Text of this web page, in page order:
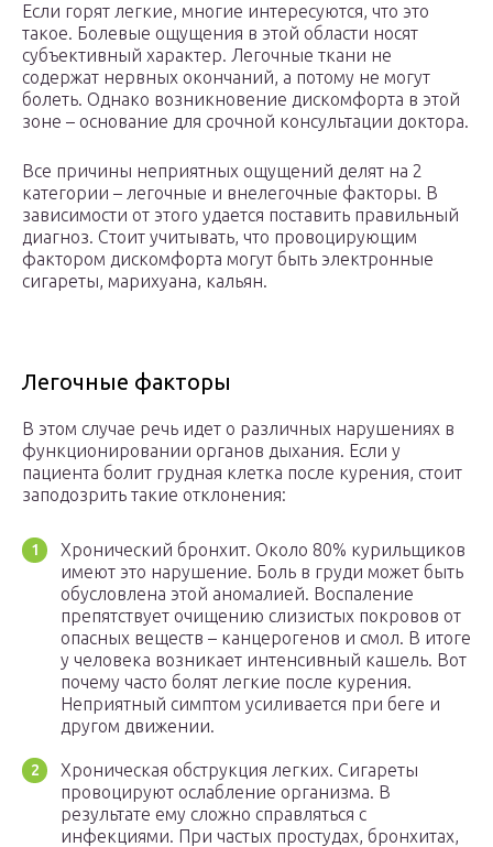
Если горят легкие, многие интересуются, что это
такое. Болевые ощущения в этой области носят
субъективный характер. Легочные ткани не
содержат нервных окончаний, а потому не могут
болеть. Однако возникновение дискомфорта в этой
зоне – основание для срочной консультации доктора.
Все причины неприятных ощущений делят на 2
категории – легочные и внелегочные факторы. В
зависимости от этого удается поставить правильный
диагноз. Стоит учитывать, что провоцирующим
фактором дискомфорта могут быть электронные
сигареты, марихуана, кальян.
Легочные факторы
В этом случае речь идет о различных нарушениях в
функционировании органов дыхания. Если у
пациента болит грудная клетка после курения, стоит
заподозрить такие отклонения:
Хронический бронхит. Около 80% курильщиков
имеют это нарушение. Боль в груди может быть
обусловлена этой аномалией. Воспаление
препятствует очищению слизистых покровов от
опасных веществ – канцерогенов и смол. В итоге
у человека возникает интенсивный кашель. Вот
почему часто болят легкие после курения.
Неприятный симптом усиливается при беге и
другом движении.
Хроническая обструкция легких. Сигареты
провоцируют ослабление организма. В
результате ему сложно справляться с
инфекциями. При частых простудах, бронхитах,